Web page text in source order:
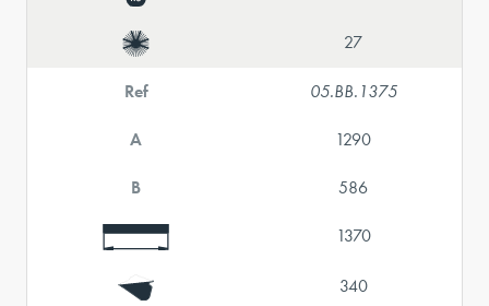
27
Ref 05.BB.1375
A 1290
B 586
1370
340